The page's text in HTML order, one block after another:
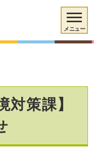
メニュー
対策課】